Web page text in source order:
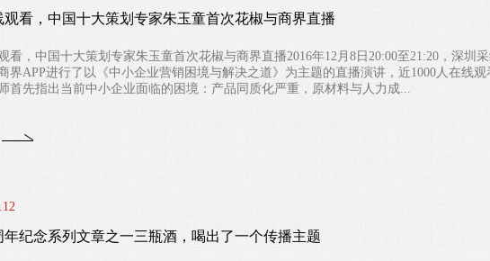
观看，中国十大策划专家朱玉童首次花椒与商界直播
看，中国十大策划专家朱玉童首次花椒与商界直播2016年12月8日20:00至21:20，深圳
界APP进行了以《中小企业营销困境与解决之道》为主题的直播演讲，近1000人在
首先指出当前中小企业面临的困境：产品同质化严重，原材料与人力成...
年纪念系列文章之一三瓶酒，喝出了一个传播主题